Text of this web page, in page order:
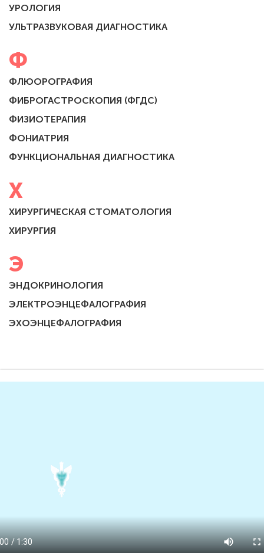
УРОЛОГИЯ
УЛЬТРАЗВУКОВАЯ ДИАГНОСТИКА
Ф
ФЛЮОРОГРАФИЯ
ФИБРОГАСТРОСКОПИЯ (ФГДС)
ФИЗИОТЕРАПИЯ
ФОНИАТРИЯ
ФУНКЦИОНАЛЬНАЯ ДИАГНОСТИКА
Х
ХИРУРГИЧЕСКАЯ СТОМАТОЛОГИЯ
ХИРУРГИЯ
Э
ЭНДОКРИНОЛОГИЯ
ЭЛЕКТРОЭНЦЕФАЛОГРАФИЯ
ЭХОЭНЦЕФАЛОГРАФИЯ